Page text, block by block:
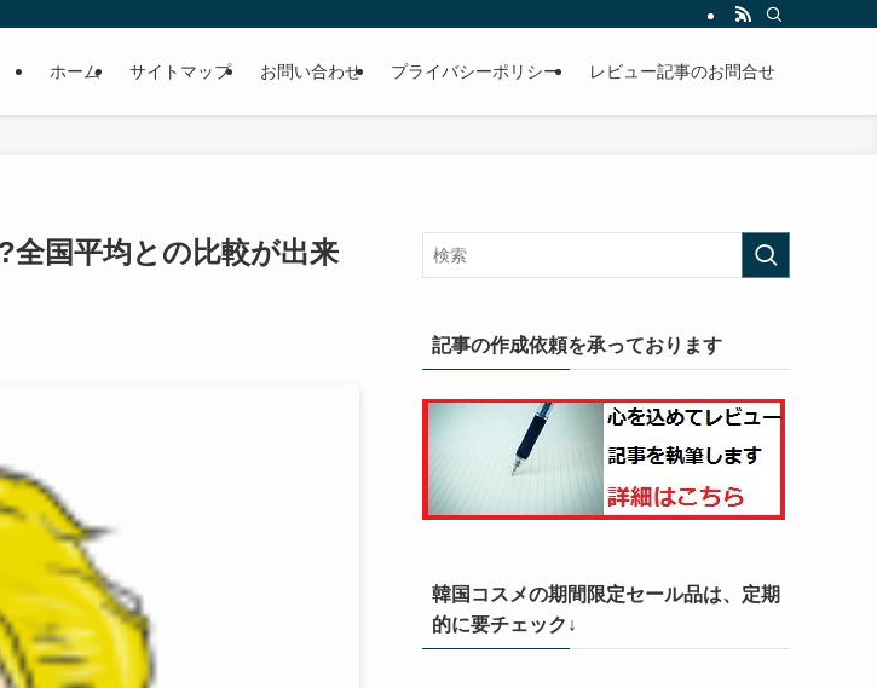
ホーム サイトマップ お問い合わせ プライバシーポリシー レビュー記事のお問合せ
全国平均との比較が出来
記事の作成依頼を承っております
韓国コスメの期間限定セール品は、定期
的に要チェック↓